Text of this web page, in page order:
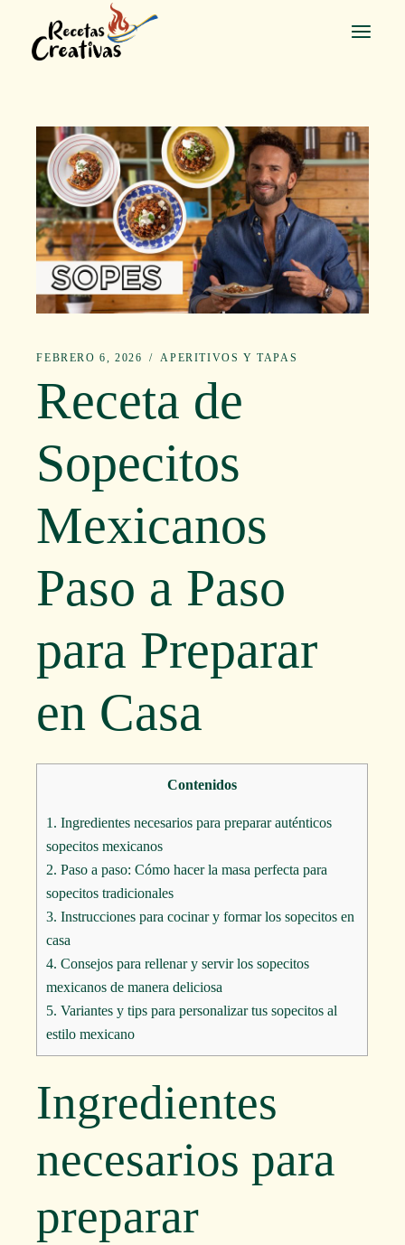
contenido
FEBRERO 6, 2026 APERITIVOS Y TAPAS
Receta de
Sopecitos
Mexicanos
Paso a Paso
para Preparar
en Casa
Contenidos
1. Ingredientes necesarios para preparar auténticos
sopecitos mexicanos
2. Paso a paso: Cómo hacer la masa perfecta para
sopecitos tradicionales
3. Instrucciones para cocinar y formar los sopecitos en
casa
4. Consejos para rellenar y servir los sopecitos
mexicanos de manera deliciosa
5. Variantes y tips para personalizar tus sopecitos al
estilo mexicano
Ingredientes
necesarios para
preparar